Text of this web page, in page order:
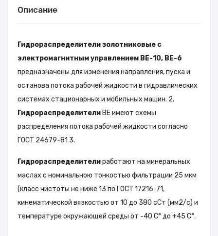
Описание
Гидрораспределителизолотниковые с
электромагнитным управлением ВЕ-10, ВЕ-6
предназначены для изменения направления, пуска и
останова потока рабочей жидкости в гидравлических
системах стационарных и мобильных машин. 2.
Гидрораспределители ВЕ имеют схемы
распределения потока рабочей жидкости согласно
ГОСТ 24679-81 3.
Гидрораспределителиработают на минеральных
маслах с номинальною тонкостью фильтрации 25 мкм
(класс чистоты не ниже 13 по ГОСТ 17216-71,
кинематической вязкостью от 10 до 380 сСт (мм2/с) и
температуре окружающей среды от -40 С° до +45 С°.